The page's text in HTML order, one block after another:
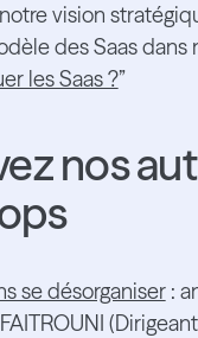
vision
des Saas
les Saas ?”
nos
se désorganiser: